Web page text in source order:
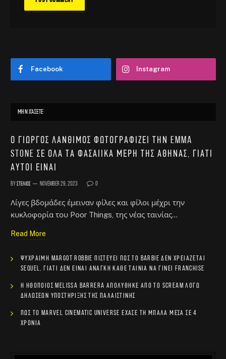
Facebook Instagram
ΜΗΝ ΧΆΣΕΤΕ
Ο Γιώργος Λάνθιμος φωτογραφίζει την Emma
Stone σε όλα τα φασαίικα μέρη της Αθήνας, γιατί
αυτοί είναι
ByΣτέλιος November 29, 2023 0
Λίγες βδομάδες έμειναν φίλες και φίλοι μέχρι την
κυκλοφορία του Poor Things, της νέας ταινίας…
Read More
Ψύχραιμη Margot Robbie πιστεύει πως το Barbie δεν χρειάζεται
sequel, γιατί δεν είναι ανάγκη κάθε ταινία να γίνει franchise
Η ηθοποιός Melissa Barrera απολύθηκε από το Scream λόγω
δηλώσεων υποστήριξης της Παλαιστίνης
Πώς το Marvel Cinematic Universe έχασε τη μπάλα μέσα σε 4
χρόνια